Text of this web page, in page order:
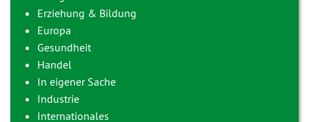
Erziehung & Bildung
Europa
Gesundheit
Handel
In eigener Sache
Industrie
Internationales